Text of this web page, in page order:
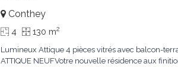
Conthey
4 130 m2
Lumineux Attique 4 pièces vitrés avec balcon-
ATTIQUE NEUFVotre nouvelle résidence aux